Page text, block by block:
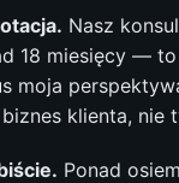
Nasz
18 miesięcy —
moja
klienta, nie
Ponad